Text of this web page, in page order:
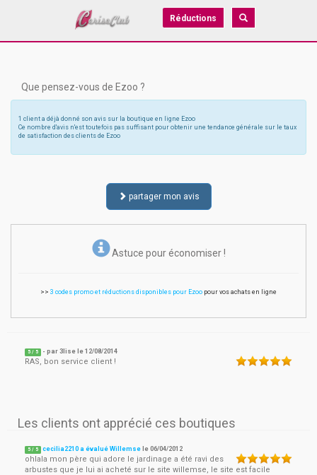
Réductions
Que pensez-vous de Ezoo ?
1 client a déjà donné son avis sur la boutique en ligne Ezoo
Ce nombre d'avis n'est toutefois pas suffisant pour obtenir une tendance générale sur le taux
de satisfaction des clients de Ezoo
partager mon avis
Astuce pour économiser !
>> 3 codes promo et réductions disponibles pour Ezoo pour vos achats en ligne
5 / 5 - par3lise le12/08/2014
RAS, bon service client !
Les clients ont apprécié ces boutiques
5 / 5 cecilia2210 a évalué Willemse le06/04/2012
ohlala mon père qui adore le jardinage a été ravi des
arbustes que je lui ai acheté sur le site willemse, le site est facile